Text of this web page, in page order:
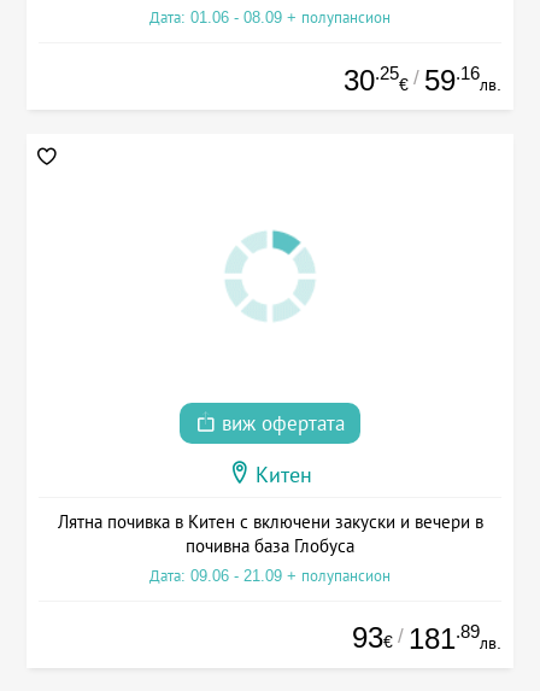
Дата: 01.06 - 08.09 + полупансион
30.25
€ / 59.16
лв.
виж офертата
Китен
Лятна почивка в Китен с включени закуски и вечери в
почивна база Глобуса
Дата: 09.06 - 21.09 + полупансион
93€ / 181.89
лв.